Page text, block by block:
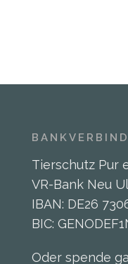
Tierschutz Pur
VR-Bank Neu
IBAN: DE26
BIC:
Oder spende